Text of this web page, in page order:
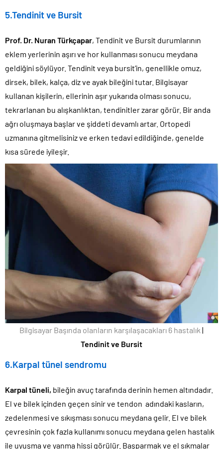
5.Tendinit ve Bursit
Prof. Dr. Nuran Türkçapar, Tendinit ve Bursit durumlarının
eklem yerlerinin aşırı ve hor kullanması sonucu meydana
geldiğini söylüyor. Tendinit veya bursit’in, genellikle omuz,
dirsek, bilek, kalça, diz ve ayak bileğini tutar. Bilgisayar
kullanan kişilerin, ellerinin aşır yukarıda olması sonucu,
tekrarlanan bu alışkanlıktan, tendinitler zarar görür. Bir anda
ağrı oluşmaya başlar ve şiddeti devamlı artar. Ortopedi
uzmanına gitmelisiniz ve erken tedavi edildiğinde, genelde
kısa sürede iyileşir.
Bilgisayar Başında olanların karşılaşacakları 6 hastalık |
Tendinit ve Bursit
6.Karpal tünel sendromu
Karpal tüneli, bileğin avuç tarafında derinin hemen altındadır.
El ve bilek içinden geçen sinir ve tendon adındaki kasların,
zedelenmesi ve sıkışması sonucu meydana gelir. El ve bilek
çevresinin çok fazla kullanımı sonucu meydana gelen hastalık
ile uyuşma ve yanma hissi görülür. Başparmak ve el sıkmalar